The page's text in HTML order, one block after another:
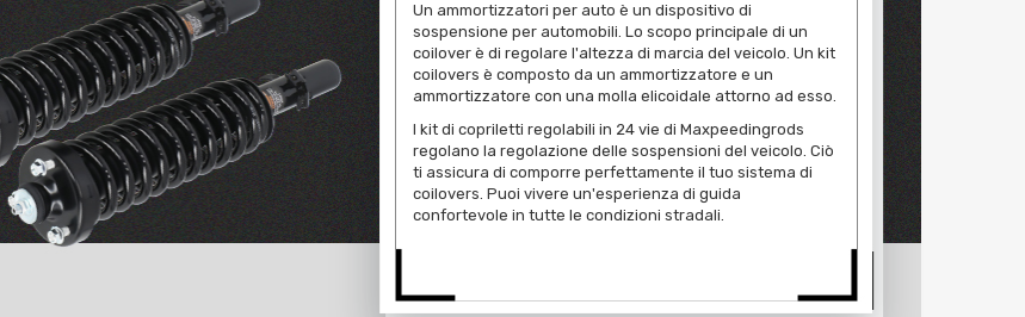
Un ammortizzatori per auto è un dispositivo di
sospensione per automobili. Lo scopo principale di un
coilover è di regolare l'altezza di marcia del veicolo. Un kit
coilovers è composto da un ammortizzatore e un
ammortizzatore con una molla elicoidale attorno ad esso.
I kit di copriletti regolabili in 24 vie di Maxpeedingrods
regolano la regolazione delle sospensioni del veicolo. Ciò
ti assicura di comporre perfettamente il tuo sistema di
coilovers. Puoi vivere un'esperienza di guida
confortevole in tutte le condizioni stradali.